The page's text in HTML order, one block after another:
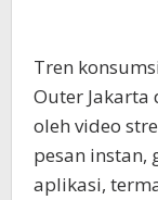
Tren
Outer
oleh video
pesan instan,
aplikasi,